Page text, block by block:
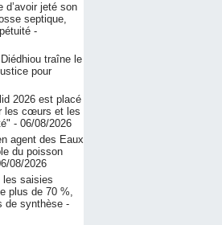
d’avoir jeté son
septique,
-
traîne le
pour
2026 est placé
les cœurs et les
- 06/08/2026
agent des Eaux
du poisson
08/2026
les saisies
plus de 70 %,
de synthèse -